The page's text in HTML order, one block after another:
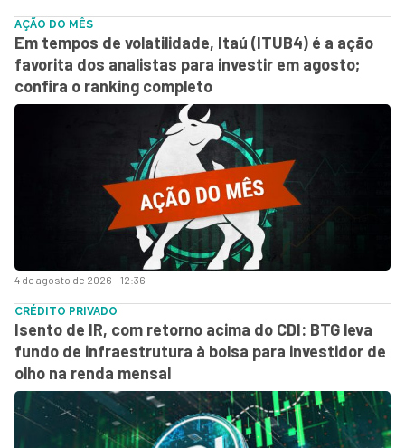
4 de agosto de 2026 - 12:36
AÇÃO DO MÊS
Em tempos de volatilidade, Itaú (ITUB4) é a ação
favorita dos analistas para investir em agosto;
confira o ranking completo
CRÉDITO PRIVADO
Isento de IR, com retorno acima do CDI: BTG leva
fundo de infraestrutura à bolsa para investidor de
olho na renda mensal